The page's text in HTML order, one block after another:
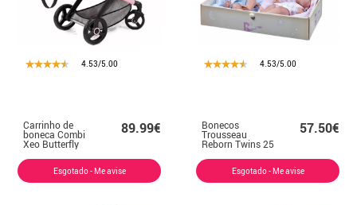
4.53/5.00
Carrinho de
boneca Combi
Xeo Butterfly
89.99€
Esgotado - Me avise
4.53/5.00
Bonecos
Trousseau
Reborn Twins 25
57.50€
Esgotado - Me avise